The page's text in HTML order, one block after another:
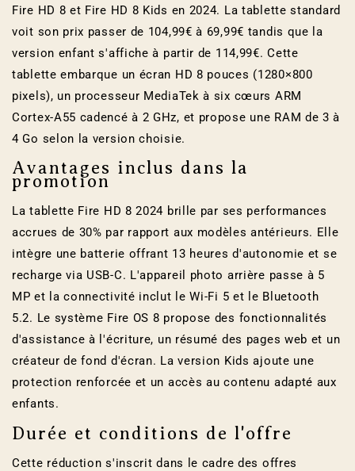
Fire HD 8 et Fire HD 8 Kids en 2024. La tablette standard
voit son prix passer de 104,99€ à 69,99€ tandis que la
version enfant s'affiche à partir de 114,99€. Cette
tablette embarque un écran HD 8 pouces (1280×800
pixels), un processeur MediaTek à six cœurs ARM
Cortex-A55 cadencé à 2 GHz, et propose une RAM de 3 à
4 Go selon la version choisie.
Avantages inclus dans la
promotion
La tablette Fire HD 8 2024 brille par ses performances
accrues de 30% par rapport aux modèles antérieurs. Elle
intègre une batterie offrant 13 heures d'autonomie et se
recharge via USB-C. L'appareil photo arrière passe à 5
MP et la connectivité inclut le Wi-Fi 5 et le Bluetooth
5.2. Le système Fire OS 8 propose des fonctionnalités
d'assistance à l'écriture, un résumé des pages web et un
créateur de fond d'écran. La version Kids ajoute une
protection renforcée et un accès au contenu adapté aux
enfants.
Durée et conditions de l'offre
Cette réduction s'inscrit dans le cadre des offres